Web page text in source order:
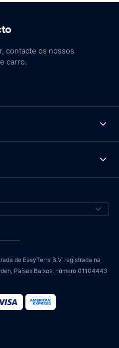
contacte os nossos
carro.
de EasyTerra B.V. registrada na
Países Baixos, número 01104443